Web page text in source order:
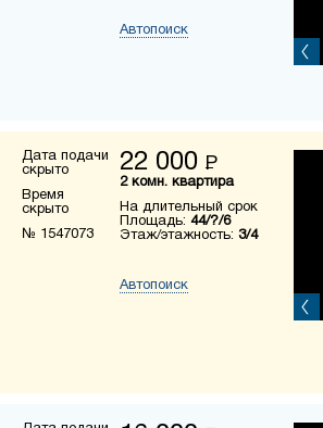
Автопоиск
Дата подачи
скрыто
Время
скрыто
№ 1547073
22 000 Р
2 комн. квартира
На длительный срок
Площадь: 44/?/6
Этаж/этажность: 3/4
Автопоиск